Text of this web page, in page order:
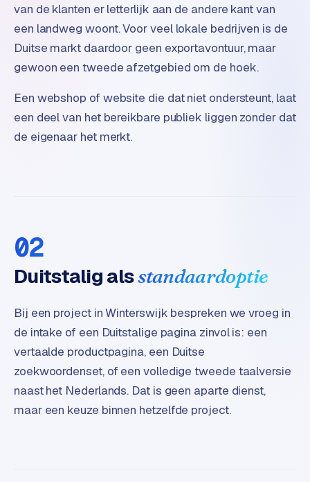
m
m
r
k
t
p
l
F
i
e
n
w
i
k
van de klanten er letterlijk aan de andere kant van
een landweg woont. Voor veel lokale bedrijven is de
Duitse markt daardoor geen exportavontuur, maar
gewoon een tweede afzetgebied om de hoek.
Een webshop of website die dat niet ondersteunt, laat
een deel van het bereikbare publiek liggen zonder dat
de eigenaar het merkt.
02
Duitstalig alsstandaardoptie
Bij een project in Winterswijk bespreken we vroeg in
de intake of een Duitstalige pagina zinvol is: een
vertaalde productpagina, een Duitse
zoekwoordenset, of een volledige tweede taalversie
naast het Nederlands. Dat is geen aparte dienst,
maar een keuze binnen hetzelfde project.